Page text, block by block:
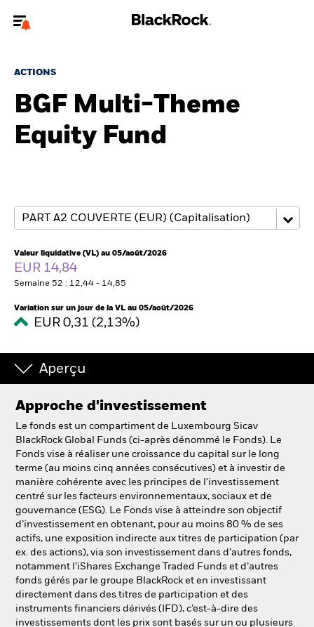
financiers.
jourvotre type d'utilisateur
A propos de BlackRock
Thèmes
ETFs & Fonds indiciels
Documents
Change location
FR
BlackRock
iShares
Aladdin
Notre société
ACTIONS
BGF Multi-Theme
Equity Fund
Valeur liquidative (VL) au 05/août/2026
EUR 14,84
Semaine 52 : 12,44 - 14,85
Variation sur un jour de la VL au 05/août/2026
EUR 0,31 (2,13%)
Aperçu
Approche d'investissement
Le fonds est un compartiment de Luxembourg Sicav
BlackRock Global Funds (ci-après dénommé le Fonds). Le
Fonds vise à réaliser une croissance du capital sur le long
terme (au moins cinq années consécutives) et à investir de
manière cohérente avec les principes de l'investissement
centré sur les facteurs environnementaux, sociaux et de
gouvernance (ESG). Le Fonds vise à atteindre son objectif
d’investissement en obtenant, pour au moins 80 % de ses
actifs, une exposition indirecte aux titres de participation (par
ex. des actions), via son investissement dans d’autres fonds,
notamment l’iShares Exchange Traded Funds et d’autres
fonds gérés par le groupe BlackRock et en investissant
directement dans des titres de participation et des
instruments financiers dérivés (IFD), c’est-à-dire des
investissements dont les prix sont basés sur un ou plusieurs